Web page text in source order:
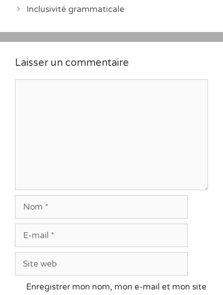
Inclusivité grammaticale
Laisser un commentaire
Enregistrer mon nom, mon e-mail et mon site